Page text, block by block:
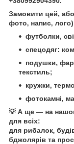
Замовити цей,
фото, напис,
футболки,
спецодяг:
подушки,
текстиль;
кружки,
фотокамні,
💡 А ще — на
для всіх:
для рибалок,
бджолярів та